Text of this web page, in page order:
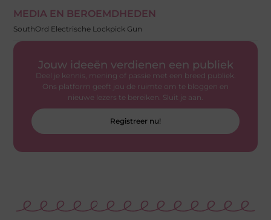
MEDIA EN BEROEMDHEDEN
SouthOrd Electrische Lockpick Gun
Jouw ideeën verdienen een publiek
Deel je kennis, mening of passie met een breed publiek.
Ons platform geeft jou de ruimte om te bloggen en
nieuwe lezers te bereiken. Sluit je aan.
Registreer nu!